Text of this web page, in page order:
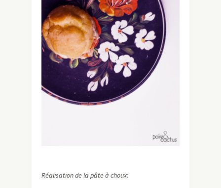
Réalisation de la pâte à choux: